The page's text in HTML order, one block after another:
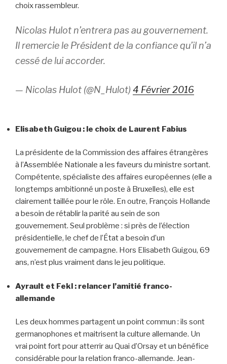
choix rassembleur.
Nicolas Hulot n’entrera pas au gouvernement.
Il remercie le Président de la confiance qu’il n’a
cessé de lui accorder.
— Nicolas Hulot (@N_Hulot) 4 Février 2016
Elisabeth Guigou : le choix de Laurent Fabius
La présidente de la Commission des affaires étrangères
à l’Assemblée Nationale a les faveurs du ministre sortant.
Compétente, spécialiste des affaires européennes (elle a
longtemps ambitionné un poste à Bruxelles), elle est
clairement taillée pour le rôle. En outre, François Hollande
a besoin de rétablir la parité au sein de son
gouvernement. Seul problème : si près de l’élection
présidentielle, le chef de l’État a besoin d’un
gouvernement de campagne. Hors Elisabeth Guigou, 69
ans, n’est plus vraiment dans le jeu politique.
Ayrault et Fekl : relancer l’amitié franco-
allemande
Les deux hommes partagent un point commun : ils sont
germanophones et maitrisent la culture allemande. Un
vrai point fort pour atterrir au Quai d’Orsay et un bénéfice
considérable pour la relation franco-allemande. Jean-